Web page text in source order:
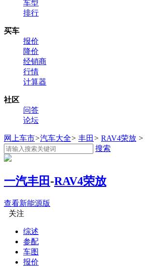
车型
排行
买车
报价
降价
经销商
行情
计算器
社区
问答
论坛
网上车市>汽车大全> 丰田 > RAV4荣放 >
搜索
一汽丰田-RAV4荣放
查看新能源版
关注
综述
参配
车图
报价